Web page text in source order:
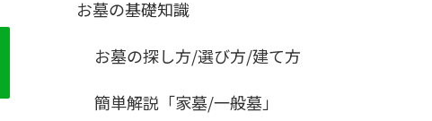
お墓の基礎知識
お墓の探し方/選び方/建て方
簡単解説「家墓/一般墓」